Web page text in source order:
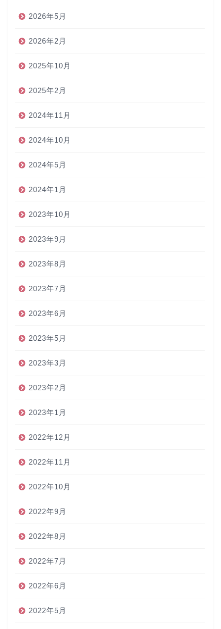
2026年5月
2026年2月
2025年10月
2025年2月
2024年11月
2024年10月
2024年5月
2024年1月
2023年10月
2023年9月
2023年8月
2023年7月
2023年6月
2023年5月
2023年3月
2023年2月
2023年1月
2022年12月
2022年11月
2022年10月
2022年9月
2022年8月
2022年7月
2022年6月
2022年5月